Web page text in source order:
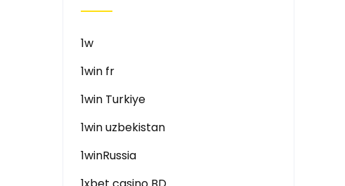
1w
1win fr
1win Turkiye
1win uzbekistan
1winRussia